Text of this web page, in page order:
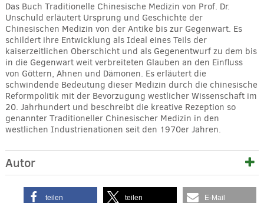
Das Buch Traditionelle Chinesische Medizin von Prof. Dr.
Unschuld erläutert Ursprung und Geschichte der
Chinesischen Medizin von der Antike bis zur Gegenwart. Es
schildert ihre Entwicklung als Ideal eines Teils der
kaiserzeitlichen Oberschicht und als Gegenentwurf zu dem bis
in die Gegenwart weit verbreiteten Glauben an den Einfluss
von Göttern, Ahnen und Dämonen. Es erläutert die
schwindende Bedeutung dieser Medizin durch die chinesische
Reformpolitik mit der Bevorzugung westlicher Wissenschaft im
20. Jahrhundert und beschreibt die kreative Rezeption so
genannter Traditioneller Chinesischer Medizin in den
westlichen Industrienationen seit den 1970er Jahren.
Autor
teilen teilen E-Mail